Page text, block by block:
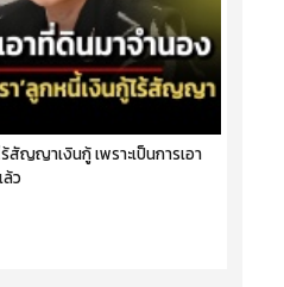
สัญญาเงินกู้ เพราะเป็นการเอา
ว